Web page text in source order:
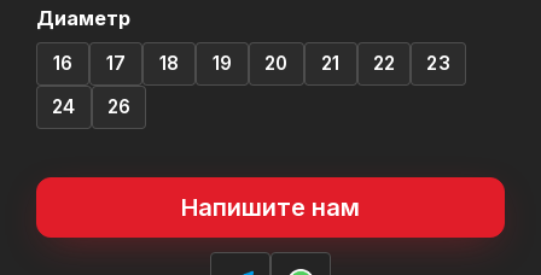
Диаметр
16 17 18 19 20 21 22
23
24
26
Напишите нам